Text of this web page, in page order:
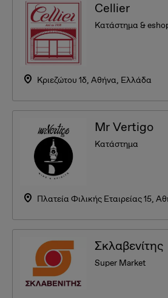
Cellier
Κατάστημα &
Κριεζώτου 1δ, Αθήνα, Ελλάδα
Mr Vertigo
Κατάστημα
Πλατεία Φιλικής Εταιρείας 15,
Σκλαβενίτης
Super Market